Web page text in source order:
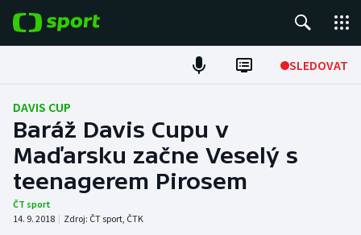
SLEDOVAT
Fotbal
Hokej
Tenis
Atletika
DAVIS CUP
Baráž Davis Cupu v
Maďarsku začne Veselý s
teenagerem Pirosem
ČT sport
14. 9. 2018 | Zdroj: ČT sport, ČTK